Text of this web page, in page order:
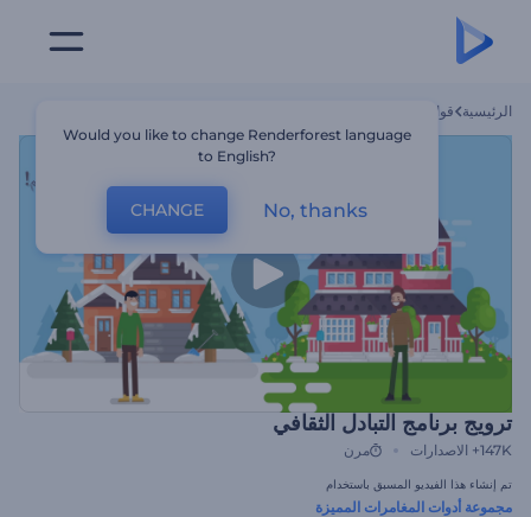
الرئيسية قوالب
ترويج برنامج التبادل الثقافي
147K+ الاصدارات مرن
تم إنشاء هذا الفيديو المسبق باستخدام
مجموعة أدوات المغامرات المميزة
Would you like to change Renderforest language
to English?
CHANGE No, thanks